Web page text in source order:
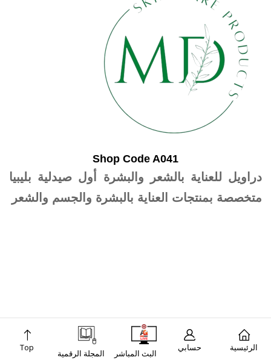
الرئيسية حسابي
البث المباشر المجلة الرقمية
Top
Shop Code A041
دراويل للعناية بالشعر والبشرة أول صيدلية بليبيا
متخصصة بمنتجات العناية بالبشرة والجسم والشعر